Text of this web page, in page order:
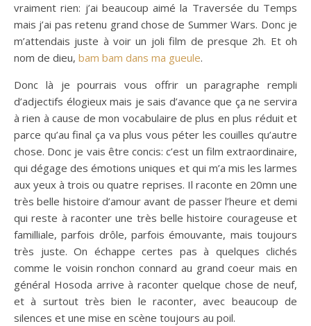
vraiment rien: j’ai beaucoup aimé la Traversée du Temps
mais j’ai pas retenu grand chose de Summer Wars. Donc je
m’attendais juste à voir un joli film de presque 2h. Et oh
nom de dieu, bam bam dans ma gueule.
Donc là je pourrais vous offrir un paragraphe rempli
d’adjectifs élogieux mais je sais d’avance que ça ne servira
à rien à cause de mon vocabulaire de plus en plus réduit et
parce qu’au final ça va plus vous péter les couilles qu’autre
chose. Donc je vais être concis: c’est un film extraordinaire,
qui dégage des émotions uniques et qui m’a mis les larmes
aux yeux à trois ou quatre reprises. Il raconte en 20mn une
très belle histoire d’amour avant de passer l’heure et demi
qui reste à raconter une très belle histoire courageuse et
familliale, parfois drôle, parfois émouvante, mais toujours
très juste. On échappe certes pas à quelques clichés
comme le voisin ronchon connard au grand coeur mais en
général Hosoda arrive à raconter quelque chose de neuf,
et à surtout très bien le raconter, avec beaucoup de
silences et une mise en scène toujours au poil.